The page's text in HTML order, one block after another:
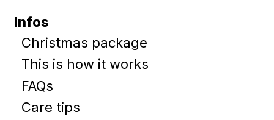
Infos
Christmas package
This is how it works
FAQs
Care tips